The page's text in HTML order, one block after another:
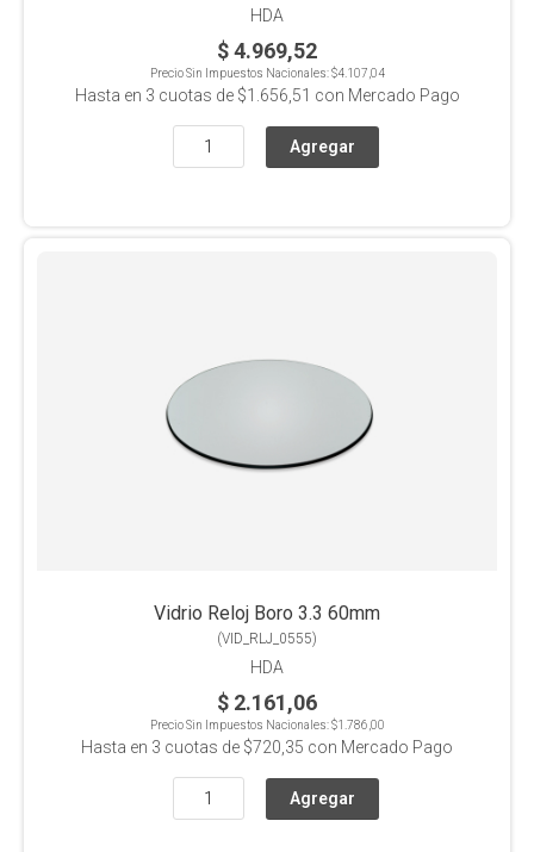
HDA
$ 4.969,52
Precio Sin Impuestos Nacionales:$4.107,04
Hasta en 3 cuotas de $1.656,51 con Mercado Pago
Vidrio Reloj Boro 3.3 60mm
(VID_RLJ_0555)
HDA
$ 2.161,06
Precio Sin Impuestos Nacionales:$1.786,00
Hasta en 3 cuotas de $720,35 con Mercado Pago